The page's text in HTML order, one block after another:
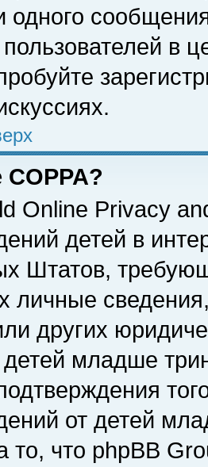
одного
в
COPPA?
Online Privacy
детей в
Штатов,
личные
других
детей младше
от детей
то, что phpBB